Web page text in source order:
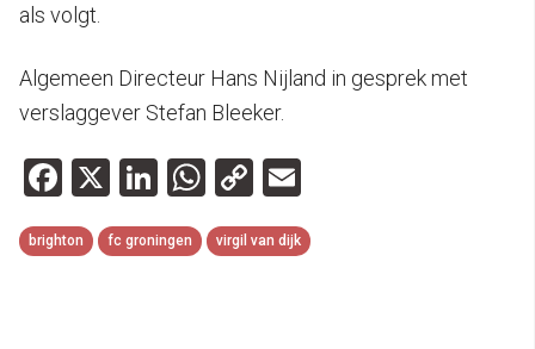
als volgt.
Algemeen Directeur Hans Nijland in gesprek met
verslaggever Stefan Bleeker.
Facebook
X LinkedIn
WhatsApp
Copy
Link
brighton fc groningen virgil van dijk